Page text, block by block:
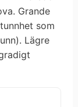
Grande
som
Lägre